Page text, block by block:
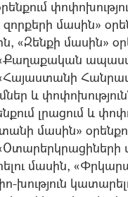
մասին»
«Զենքի մասին»
«Քաղաքական
«Հայաստանի
և
լրացում և
մասին»
մասին,